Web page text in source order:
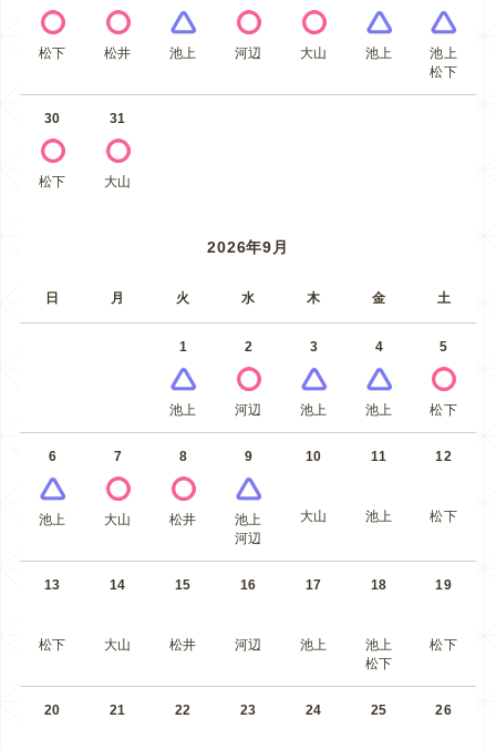
松下 松井 池上 河辺 大山 池上
池上
松下
30
松下
31
大山
2026年9月
日 月 火 水 木 金 土
1
池上
2
河辺
3
池上
4
池上
5
松下
6
池上
7
大山
8
松井
9
池上
河辺
10
大山
11
池上
12
松下
13
松下
14
大山
15
松井
16
河辺
17
池上
18
池上
松下
19
松下
20 21 22 23 24 25 26